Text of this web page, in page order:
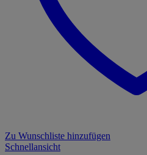
Zu Wunschliste hinzufügen
Schnellansicht